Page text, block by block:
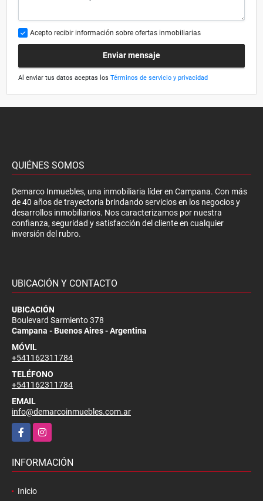
Acepto recibir información sobre ofertas inmobiliarias
Enviar mensaje
Al enviar tus datos aceptas los Términos de servicio y privacidad
QUIÉNES SOMOS
Demarco Inmuebles, una inmobiliaria líder en Campana. Con más
de 40 años de trayectoria brindando servicios en los negocios y
desarrollos inmobiliarios. Nos caracterizamos por nuestra
confianza, seguridad y satisfacción del cliente en cualquier
inversión del rubro.
UBICACIÓN Y CONTACTO
UBICACIÓN
Boulevard Sarmiento 378
Campana - Buenos Aires - Argentina
MÓVIL
+541162311784
TELÉFONO
+541162311784
EMAIL
info@demarcoinmuebles.com.ar
FacebookInstagram
INFORMACIÓN
Inicio